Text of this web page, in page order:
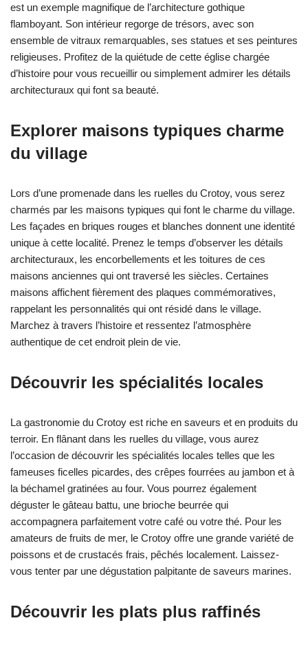
est un exemple magnifique de l’architecture gothique
flamboyant. Son intérieur regorge de trésors, avec son
ensemble de vitraux remarquables, ses statues et ses peintures
religieuses. Profitez de la quiétude de cette église chargée
d’histoire pour vous recueillir ou simplement admirer les détails
architecturaux qui font sa beauté.
Explorer maisons typiques charme
du village
Lors d’une promenade dans les ruelles du Crotoy, vous serez
charmés par les maisons typiques qui font le charme du village.
Les façades en briques rouges et blanches donnent une identité
unique à cette localité. Prenez le temps d’observer les détails
architecturaux, les encorbellements et les toitures de ces
maisons anciennes qui ont traversé les siècles. Certaines
maisons affichent fièrement des plaques commémoratives,
rappelant les personnalités qui ont résidé dans le village.
Marchez à travers l’histoire et ressentez l’atmosphère
authentique de cet endroit plein de vie.
Découvrir les spécialités locales
La gastronomie du Crotoy est riche en saveurs et en produits du
terroir. En flânant dans les ruelles du village, vous aurez
l’occasion de découvrir les spécialités locales telles que les
fameuses ficelles picardes, des crêpes fourrées au jambon et à
la béchamel gratinées au four. Vous pourrez également
déguster le gâteau battu, une brioche beurrée qui
accompagnera parfaitement votre café ou votre thé. Pour les
amateurs de fruits de mer, le Crotoy offre une grande variété de
poissons et de crustacés frais, pêchés localement. Laissez-
vous tenter par une dégustation palpitante de saveurs marines.
Découvrir les plats plus raffinés